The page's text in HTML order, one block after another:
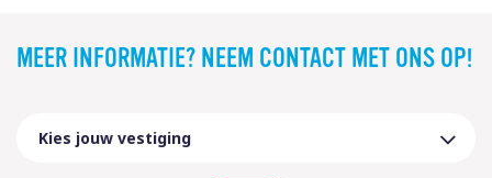
MEER INFORMATIE? NEEM CONTACT MET ONS OP!